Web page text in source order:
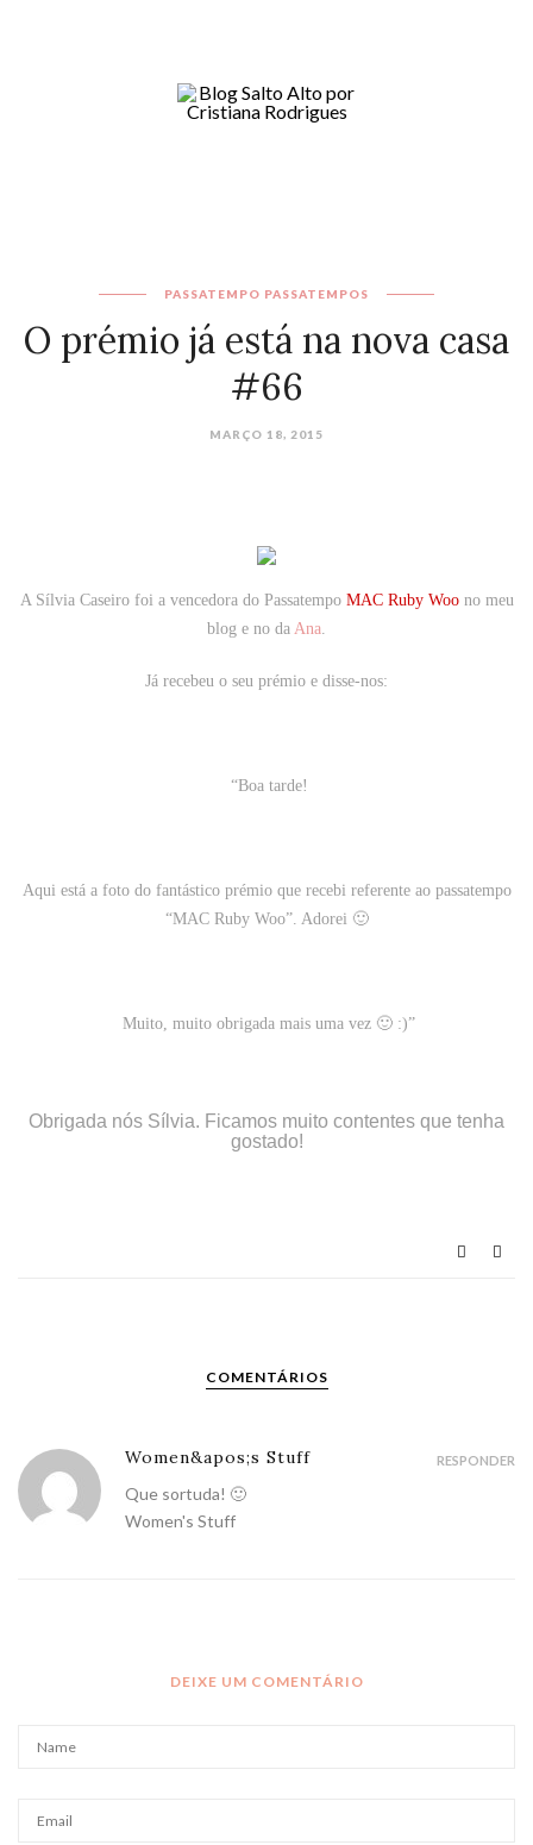
PASSATEMPO PASSATEMPOS
O prémio já está na nova casa
#66
MARÇO 18, 2015
A Sílvia Caseiro foi a vencedora do Passatempo MAC Ruby Woono meu
blog e no da Ana
Já recebeu o seu prémio e disse-nos:
“Boa tarde!
Aqui está a foto do fantástico prémio que recebi referente ao passatempo
“MAC Ruby Woo”. Adorei 🙂
Muito, muito obrigada mais uma vez 🙂 :)”
Obrigada nós Sílvia. Ficamos muito contentes que tenha
gostado!
COMENTÁRIOS
Women&apos;s Stuff
Que sortuda! 🙂
Women's Stuff
RESPONDER
DEIXE UM COMENTÁRIO